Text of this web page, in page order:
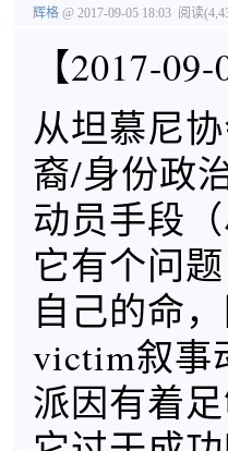
辉格 @ 2017-09-05 18:03 阅读
【2017-09-
从坦慕尼
裔/身份政
动员手段
它有个问
自己的命
victim叙事
派因有着